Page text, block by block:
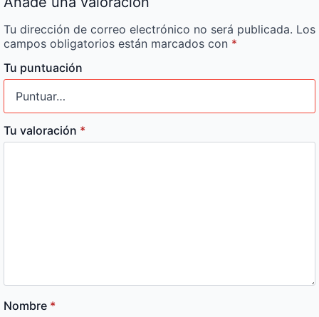
Tu dirección de correo electrónico no será publicada. Los
campos obligatorios están marcados con *
Tu puntuación
Tu valoración *
Nombre *